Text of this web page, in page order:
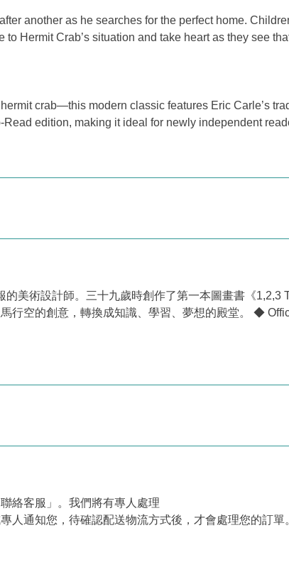
another as he searches for the perfect home.
Hermit Crab’s situation and take heart as they see
crab—this modern classic features Eric Carle’s
edition, making it ideal for newly independent
美術設計師。三十九歲時創作了第一本圖畫書《1,2,3
行空的創意，轉換成知識、學習、夢想的殿堂。 ◆
絡客服」。我們將有專人處理
通知您，待確認配送物流方式後，才會處理您的訂單